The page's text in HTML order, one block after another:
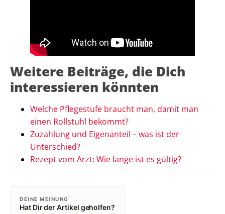
Weitere Beiträge, die Dich
interessieren könnten
Welche Pflegestufe braucht man, damit man
einen Rollstuhl bekommt?
Zuzahlung und Eigenanteil – was ist der
Unterschied?
Rezept vom Arzt: Wie lange ist es gültig?
DEINE MEINUNG
Hat Dir der Artikel geholfen?